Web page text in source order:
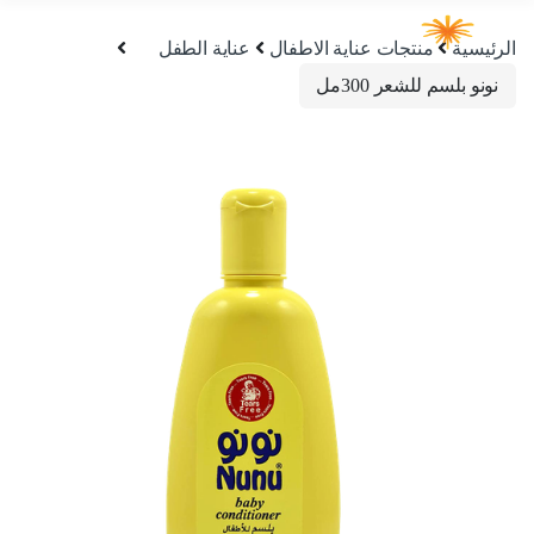
الرئيسية منتجات عناية الاطفال
عناية الطفل
نونو بلسم للشعر 300مل